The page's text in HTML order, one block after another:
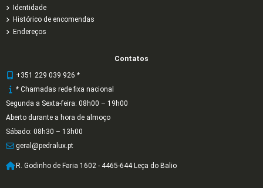
Identidade
Histórico de encomendas
Endereços
Contatos
+351 229 039 926 *
* Chamadas rede fixa nacional
Segunda a Sexta-feira: 08h00 – 19h00
Aberto durante a hora de almoço
Sábado: 08h30 – 13h00
geral@pedralux.pt
R. Godinho de Faria 1602 - 4465-644 Leça do Balio